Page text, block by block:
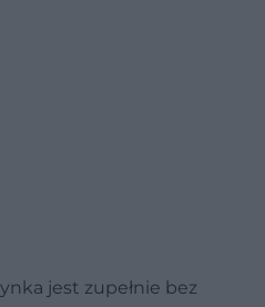
jest zupełnie bez